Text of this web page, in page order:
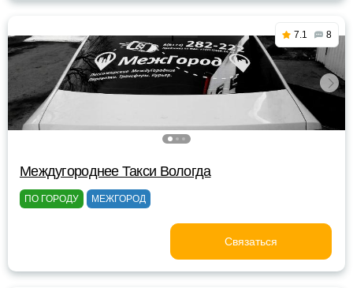
7.1 8
Междугороднее Такси Вологда
ПО ГОРОДУ МЕЖГОРОД
Связаться